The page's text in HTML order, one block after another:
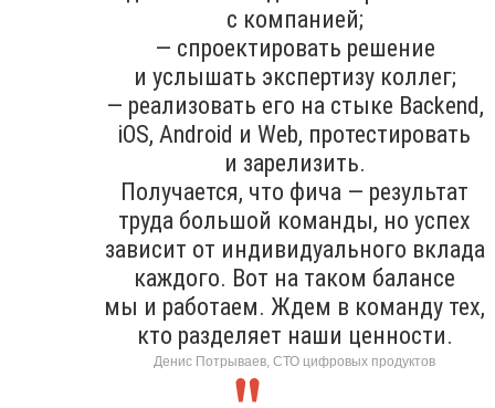
с компанией;
— спроектировать решение
и услышать экспертизу коллег;
— реализовать его на стыке Backend,
iOS, Android и Web, протестировать
и зарелизить.
Получается, что фича — результат
труда большой команды, но успех
зависит от индивидуального вклада
каждого. Вот на таком балансе
мы и работаем. Ждем в команду тех,
кто разделяет наши ценности.
Денис Потрываев, СТО цифровых продуктов